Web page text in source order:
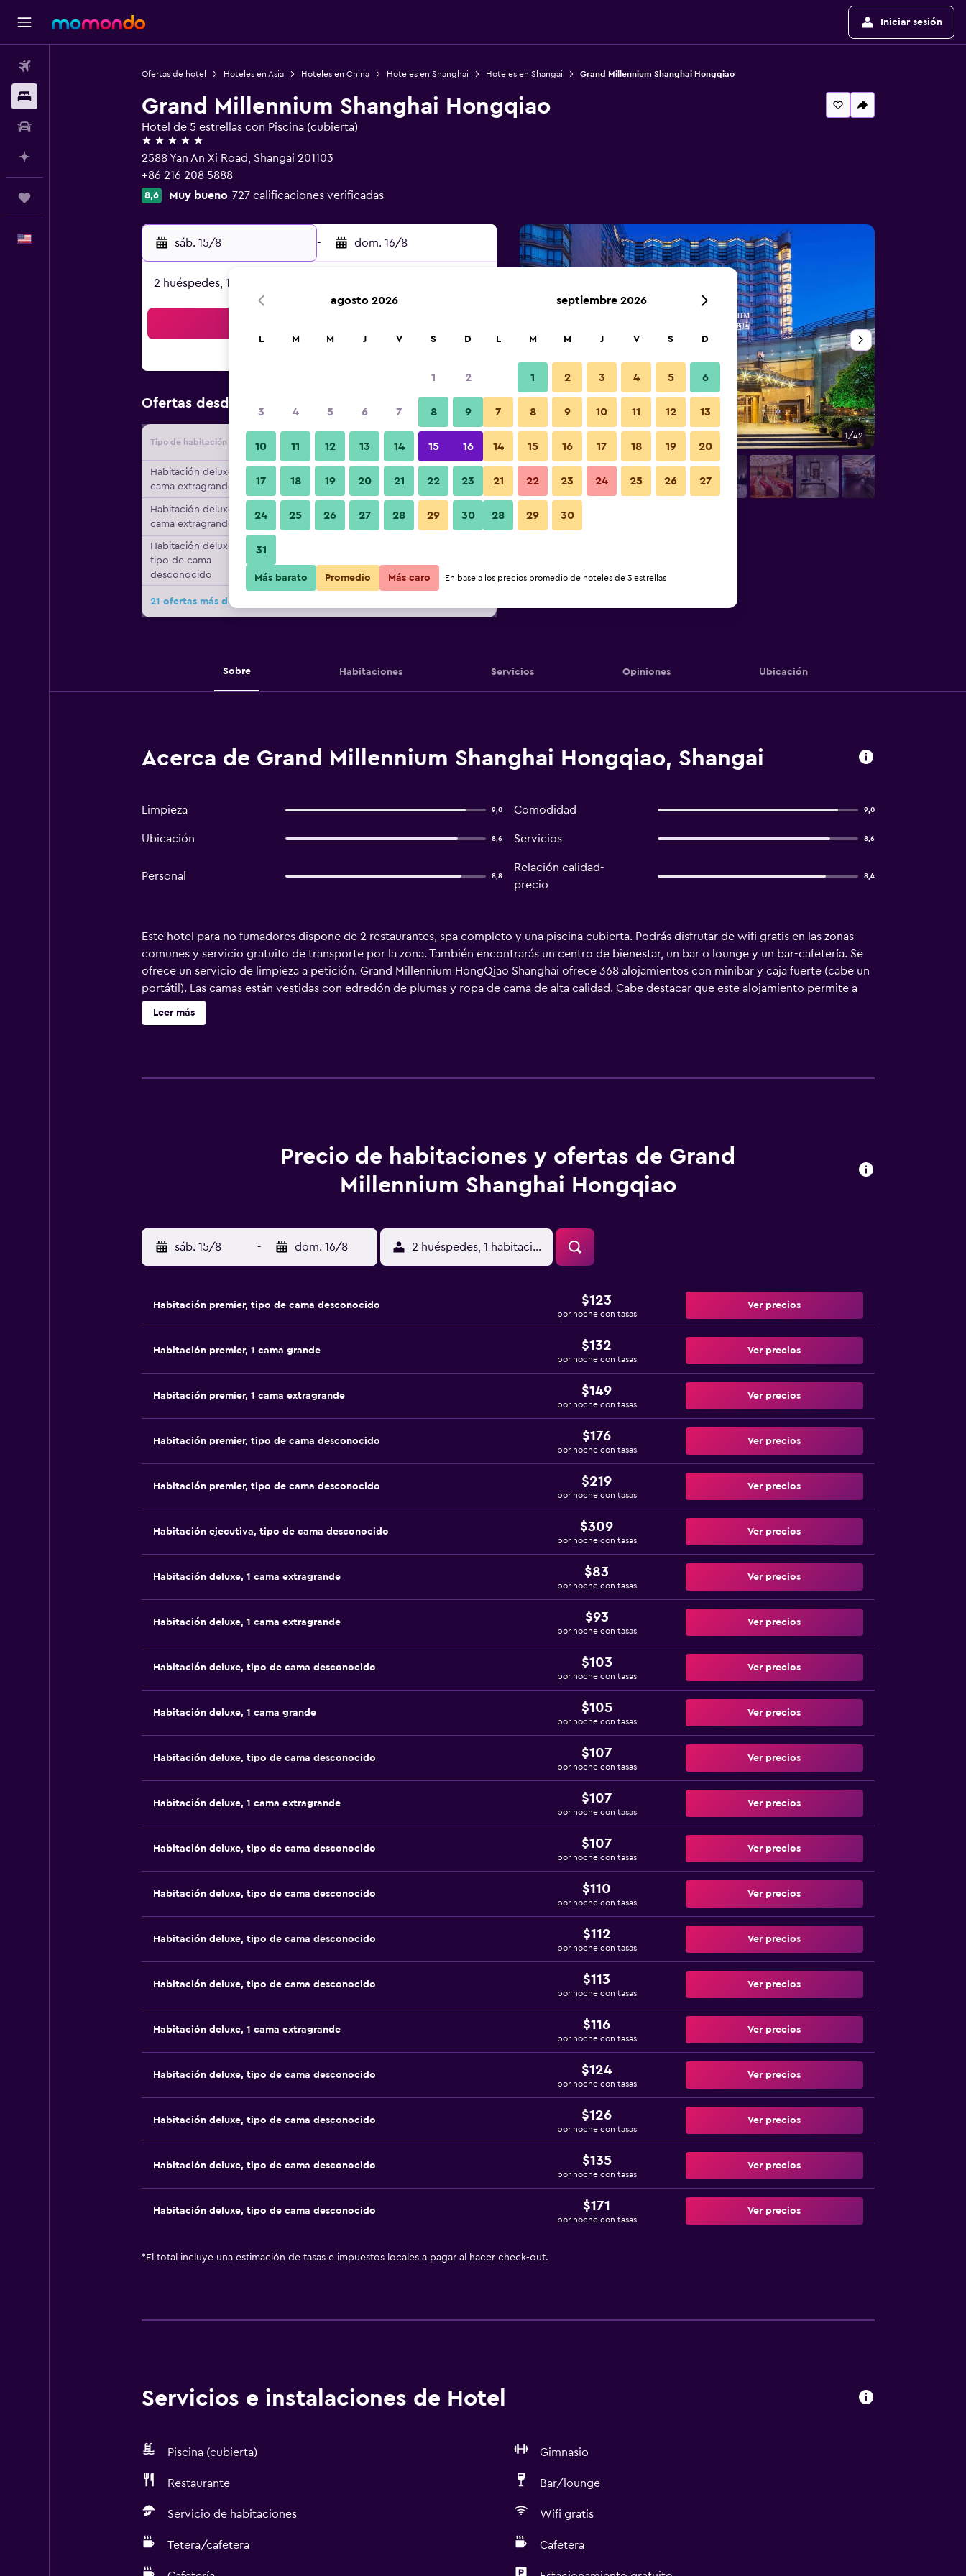
Iniciar sesión
Ofertas de hotel Hoteles en Asia Hoteles en China Hoteles en Shanghai Hoteles en Shangai Grand Millennium Shanghai Hongqiao
Grand Millennium Shanghai Hongqiao
Hotel de 5 estrellas con Piscina (cubierta)
5 estrellas
2588 Yan An Xi Road, Shangai 201103
+86 216 208 5888
8,6 Muy bueno 727 calificaciones verificadas
sáb. 15/8 - dom. 16/8
2 huéspedes, 1 habitación
Ofertas desde Oferta más barata de precio por noche
Tipo de habitación Proveedor Total noche
Habitación deluxe, 1
cama extragrande
$83 Ver oferta
Habitación deluxe, 1
cama extragrande
$93 Ver oferta
Habitación deluxe,
tipo de cama
desconocido
21 ofertas más de Grand Millennium Shanghai Hongqiao
Edificio 1/42
Fotos
Sobre Habitaciones Servicios Opiniones Ubicación
Acerca de Grand Millennium Shanghai Hongqiao, Shangai
Limpieza 9,0 Comodidad 9,0
Ubicación 8,6 Servicios 8,6
Personal 8,8
Relación calidad-
precio
8,4
Este hotel para no fumadores dispone de 2 restaurantes, spa completo y una piscina cubierta. Podrás disfrutar de wifi gratis en las zonas
comunes y servicio gratuito de transporte por la zona. También encontrarás un centro de bienestar, un bar o lounge y un bar-cafetería. Se
ofrece un servicio de limpieza a petición. Grand Millennium HongQiao Shanghai ofrece 368 alojamientos con minibar y caja fuerte (cabe un
portátil). Las camas están vestidas con edredón de plumas y ropa de cama de alta calidad. Cabe destacar que este alojamiento permite a
sus clientes elegir el tipo de almohada. Se ofrece una televisión LCD de 37 pulgadas con canales por satélite. Se ofrece frigorífico y cafetera
y tetera. Los baños están equipados con bañera y ducha independientes con bañera profunda y cabezal de ducha tipo lluvia. También
Leer más
Precio de habitaciones y ofertas de Grand
Millennium Shanghai Hongqiao
sáb. 15/8 - dom. 16/8 2 huéspedes, 1 habitación
Habitación premier, tipo de cama desconocido $123
por noche con tasas
Ver precios
Habitación premier, 1 cama grande $132
por noche con tasas
Ver precios
Habitación premier, 1 cama extragrande $149
por noche con tasas
Ver precios
Habitación premier, tipo de cama desconocido $176
por noche con tasas
Ver precios
Habitación premier, tipo de cama desconocido $219
por noche con tasas
Ver precios
Habitación ejecutiva, tipo de cama desconocido $309
por noche con tasas
Ver precios
Habitación deluxe, 1 cama extragrande $83
por noche con tasas
Ver precios
Habitación deluxe, 1 cama extragrande $93
por noche con tasas
Ver precios
Habitación deluxe, tipo de cama desconocido $103
por noche con tasas
Ver precios
Habitación deluxe, 1 cama grande $105
por noche con tasas
Ver precios
Habitación deluxe, tipo de cama desconocido $107
por noche con tasas
Ver precios
Habitación deluxe, 1 cama extragrande $107
por noche con tasas
Ver precios
Habitación deluxe, tipo de cama desconocido $107
por noche con tasas
Ver precios
Habitación deluxe, tipo de cama desconocido $110
por noche con tasas
Ver precios
Habitación deluxe, tipo de cama desconocido $112
por noche con tasas
Ver precios
Habitación deluxe, tipo de cama desconocido $113
por noche con tasas
Ver precios
Habitación deluxe, 1 cama extragrande $116
por noche con tasas
Ver precios
Habitación deluxe, tipo de cama desconocido $124
por noche con tasas
Ver precios
Habitación deluxe, tipo de cama desconocido $126
por noche con tasas
Ver precios
Habitación deluxe, tipo de cama desconocido $135
por noche con tasas
Ver precios
Habitación deluxe, tipo de cama desconocido $171
por noche con tasas
Ver precios
* El total incluye una estimación de tasas e impuestos locales a pagar al hacer check-out.
Servicios e instalaciones de Hotel
Piscina (cubierta) Gimnasio
Restaurante Bar/lounge
Servicio de habitaciones Wifi gratis
Tetera/cafetera Cafetera
agosto 2026
L M M J V S D
1 2
3 4 5 6 7 8 9
10 11 12 13 14 15 16
17 18 19 20 21 22 23
24 25 26 27 28 29 30
31
septiembre 2026
L M M J V S D
1 2 3 4 5 6
7 8 9 10 11 12 13
14 15 16 17 18 19 20
21 22 23 24 25 26 27
28 29 30
Más barato Promedio Más caro En base a los precios promedio de hoteles de 3 estrellas